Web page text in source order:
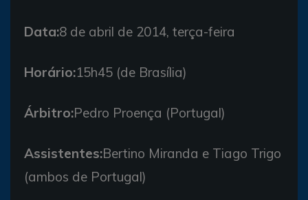
Data:8 de abril de 2014, terça-feira
Horário:15h45 (de Brasília)
Árbitro:Pedro Proença (Portugal)
Assistentes:Bertino Miranda e Tiago Trigo
(ambos de Portugal)